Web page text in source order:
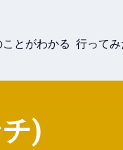
とがわかる 行って
)